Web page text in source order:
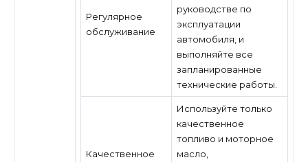
Регулярное
обслуживание
руководстве по
эксплуатации
автомобиля, и
выполняйте все
запланированные
технические работы.
Качественное
Используйте только
качественное
топливо и моторное
масло,